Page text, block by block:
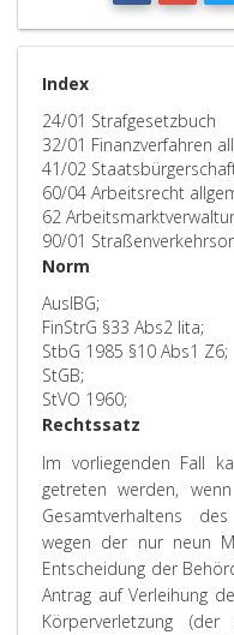
Index
24/01 Strafgesetzbuch
32/01 Finanzverfahren
41/02
60/04 Arbeitsrecht
62
90/01
Norm
AuslBG;
FinStrG §33 Abs2 lita;
StbG 1985 §10 Abs1 Z6;
StGB;
StVO 1960;
Rechtssatz
Im vorliegenden Fall
getreten werden,
Gesamtverhaltens
wegen der nur neun
Entscheidung der
Antrag auf Verleihung
Körperverletzung